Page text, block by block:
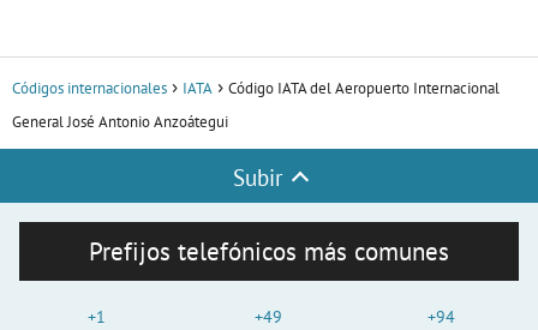
Códigos internacionales IATA
Código IATA del Aeropuerto Internacional
General José Antonio Anzoátegui
Subir
Prefijos telefónicos más comunes
+1
+49
+94